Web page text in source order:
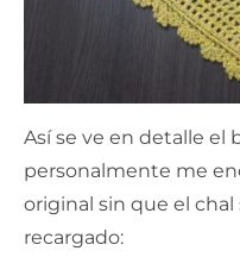
Así se ve en detalle el
personalmente me
original sin que el chal
recargado: